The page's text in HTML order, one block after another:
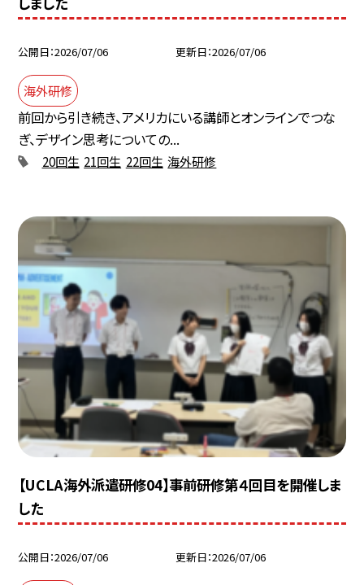
公開日 2026/07/06 更新日 2026/07/06
海外研修
前回から引き続き、アメリカにいる講師とオンラインでつな
ぎ、デザイン思考についての...
20回生 21回生 22回生 海外研修
【UCLA海外派遣研修04】事前研修第４回目を開催しま
した
公開日 2026/07/06 更新日 2026/07/06